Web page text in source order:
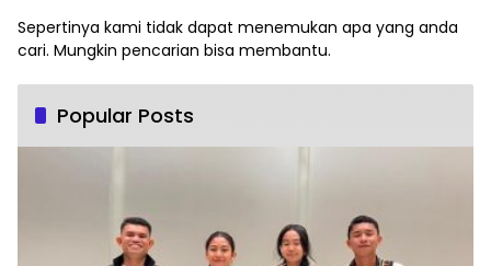
Sepertinya kami tidak dapat menemukan apa yang anda
cari. Mungkin pencarian bisa membantu.
Popular Posts